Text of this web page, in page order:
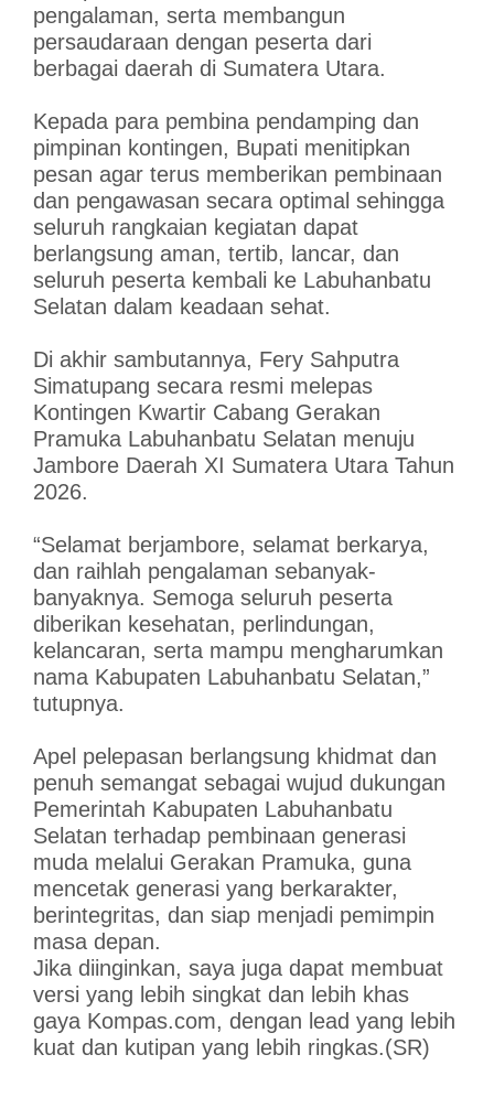
pengalaman, serta membangun
persaudaraan dengan peserta dari
berbagai daerah di Sumatera Utara.
Kepada para pembina pendamping dan
pimpinan kontingen, Bupati menitipkan
pesan agar terus memberikan pembinaan
dan pengawasan secara optimal sehingga
seluruh rangkaian kegiatan dapat
berlangsung aman, tertib, lancar, dan
seluruh peserta kembali ke Labuhanbatu
Selatan dalam keadaan sehat.
Di akhir sambutannya, Fery Sahputra
Simatupang secara resmi melepas
Kontingen Kwartir Cabang Gerakan
Pramuka Labuhanbatu Selatan menuju
Jambore Daerah XI Sumatera Utara Tahun
2026.
“Selamat berjambore, selamat berkarya,
dan raihlah pengalaman sebanyak-
banyaknya. Semoga seluruh peserta
diberikan kesehatan, perlindungan,
kelancaran, serta mampu mengharumkan
nama Kabupaten Labuhanbatu Selatan,”
tutupnya.
Apel pelepasan berlangsung khidmat dan
penuh semangat sebagai wujud dukungan
Pemerintah Kabupaten Labuhanbatu
Selatan terhadap pembinaan generasi
muda melalui Gerakan Pramuka, guna
mencetak generasi yang berkarakter,
berintegritas, dan siap menjadi pemimpin
masa depan.
Jika diinginkan, saya juga dapat membuat
versi yang lebih singkat dan lebih khas
gaya Kompas.com, dengan lead yang lebih
kuat dan kutipan yang lebih ringkas.(SR)